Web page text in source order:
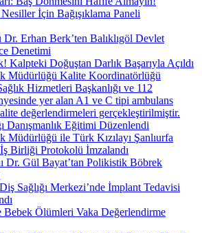
İçin Bağışıklama Paneli
Erhan Berk’ten Balıklıgöl Devlet
Denetimi
Kalpteki Doğuştan Darlık Başarıyla Açıldı
Müdürlüğü Kalite Koordinatörlüğü
Hizmetleri Başkanlığı ve 112
yer alan A1 ve C tipi ambulans
değerlendirmeleri gerçekleştirilmiştir.
Danışmanlık Eğitimi Düzenlendi
Müdürlüğü ile Türk Kızılayı Şanlıurfa
İş Birliği Protokolü İmzalandı
Dr. Gül Bayat’tan Polikistik Böbrek
Sağlığı Merkezi’nde İmplant Tedavisi
Bebek Ölümleri Vaka Değerlendirme